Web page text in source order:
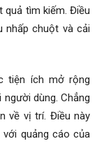
quả tìm kiếm. Điều
nhấp chuột và cải
tiện ích mở rộng
dùng. Chẳng
về vị trí. Điều này
quảng cáo của